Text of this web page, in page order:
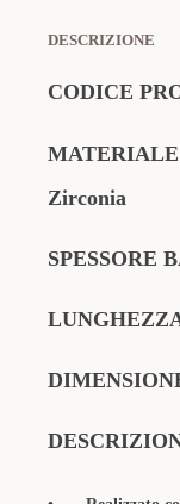
DESCRIZIONE
CODICE
MATERIALE
Zirconia
SPESSORE